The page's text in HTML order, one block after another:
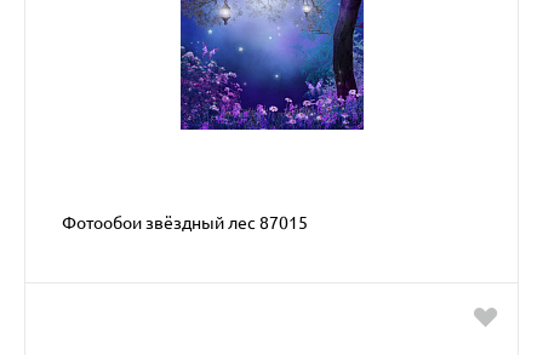
Фотообои звёздный лес 87015